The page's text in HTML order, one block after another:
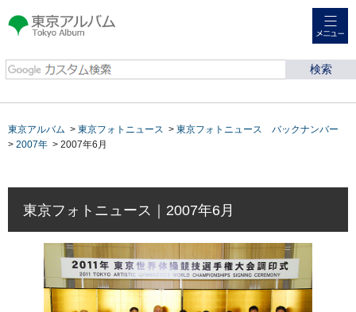
東京アルバム Tokyo
Album
東京アルバム > 東京フォトニュース > 東京フォトニュース バックナンバー
> 2007年 > 2007年6月
東京フォトニュース｜2007年6月